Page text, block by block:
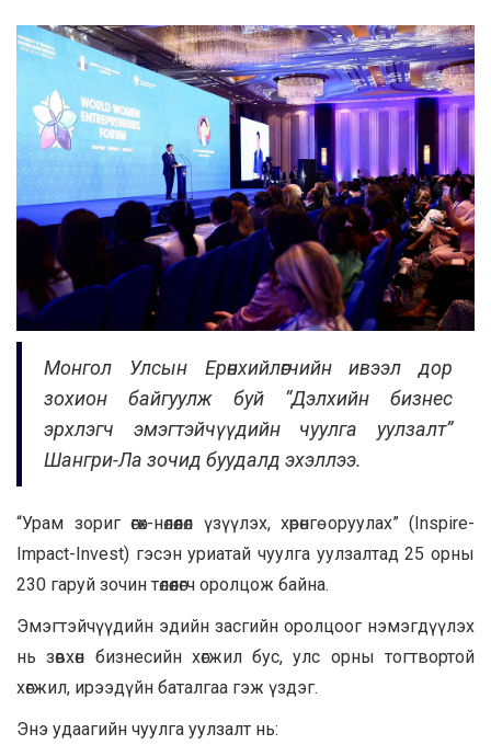
Монгол Улсын Ерөнхийлөгчийн ивээл дор
зохион байгуулж буй “Дэлхийн бизнес
эрхлэгч эмэгтэйчүүдийн чуулга уулзалт”
Шангри-Ла зочид буудалд эхэллээ.
“Урам зориг өгөх-нөлөөлөл үзүүлэх, хөрөнгө оруулах” (Inspire-
Impact-Invest) гэсэн уриатай чуулга уулзалтад 25 орны
230 гаруй зочин төлөөлөгч оролцож байна.
Эмэгтэйчүүдийн эдийн засгийн оролцоог нэмэгдүүлэх
нь зөвхөн бизнесийн хөгжил бус, улс орны тогтвортой
хөгжил, ирээдүйн баталгаа гэж үздэг.
Энэ удаагийн чуулга уулзалт нь: